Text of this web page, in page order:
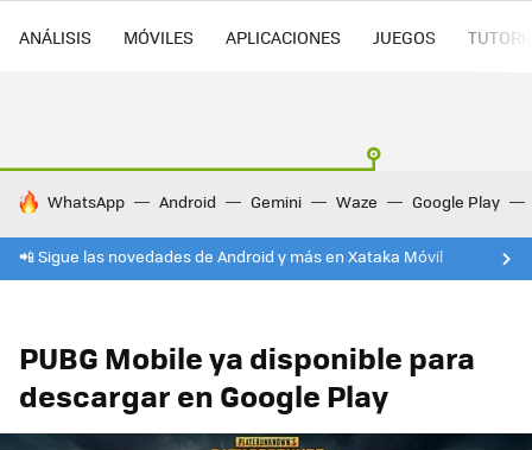
ANÁLISIS MÓVILES APLICACIONES JUEGOS
HOY SE HABLA DE
WhatsApp Android Gemini Waze Google Play
📲 Sigue las novedades de Android y más en Xataka Móvil
PUBG Mobile ya disponible para
descargar en Google Play